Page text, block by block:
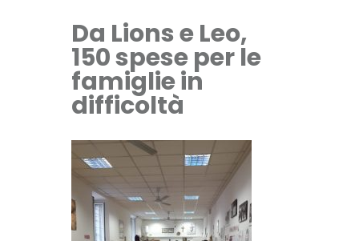
Da Lions e Leo,
150 spese per le
famiglie in
difficoltà